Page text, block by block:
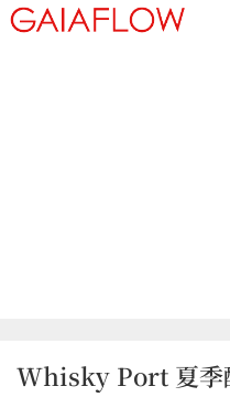
Whisky Port 夏季